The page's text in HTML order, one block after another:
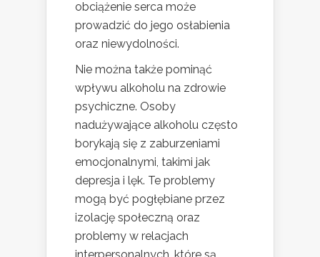
obciążenie serca może
prowadzić do jego osłabienia
oraz niewydolności.
Nie można także pominąć
wpływu alkoholu na zdrowie
psychiczne. Osoby
nadużywające alkoholu często
borykają się z zaburzeniami
emocjonalnymi, takimi jak
depresja i lęk. Te problemy
mogą być pogłębiane przez
izolację społeczną oraz
problemy w relacjach